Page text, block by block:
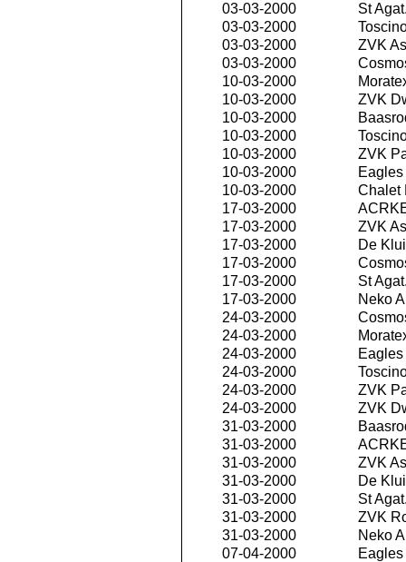
03-03-2000
St
03-03-2000
03-03-2000
ZVK
03-03-2000
10-03-2000
10-03-2000
ZVK
10-03-2000
10-03-2000
10-03-2000
ZVK
10-03-2000
10-03-2000
Chalet
17-03-2000
17-03-2000
ZVK
17-03-2000
De
17-03-2000
17-03-2000
St
17-03-2000
Neko
24-03-2000
24-03-2000
24-03-2000
24-03-2000
24-03-2000
ZVK
24-03-2000
ZVK
31-03-2000
31-03-2000
31-03-2000
ZVK
31-03-2000
De
31-03-2000
St
31-03-2000
ZVK
31-03-2000
Neko
07-04-2000